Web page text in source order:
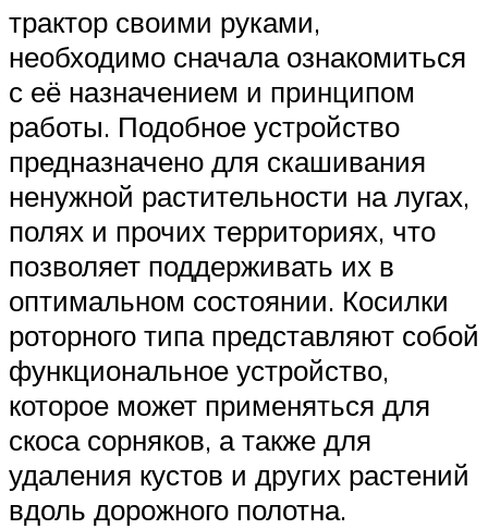
трактор своими руками,
необходимо сначала ознакомиться
с её назначением и принципом
работы. Подобное устройство
предназначено для скашивания
ненужной растительности на лугах,
полях и прочих территориях, что
позволяет поддерживать их в
оптимальном состоянии. Косилки
роторного типа представляют собой
функциональное устройство,
которое может применяться для
скоса сорняков, а также для
удаления кустов и других растений
вдоль дорожного полотна.